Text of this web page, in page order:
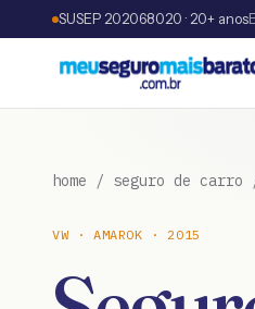
SUSEP 202068020 · 20+ anos
home / seguro de carro
VW ·AMAROK · 2015